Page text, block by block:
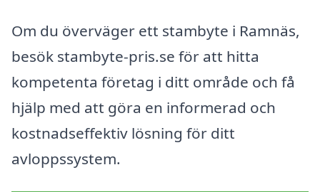
Om du överväger ett stambyte i Ramnäs,
besök stambyte-pris.se för att hitta
kompetenta företag i ditt område och få
hjälp med att göra en informerad och
kostnadseffektiv lösning för ditt
avloppssystem.